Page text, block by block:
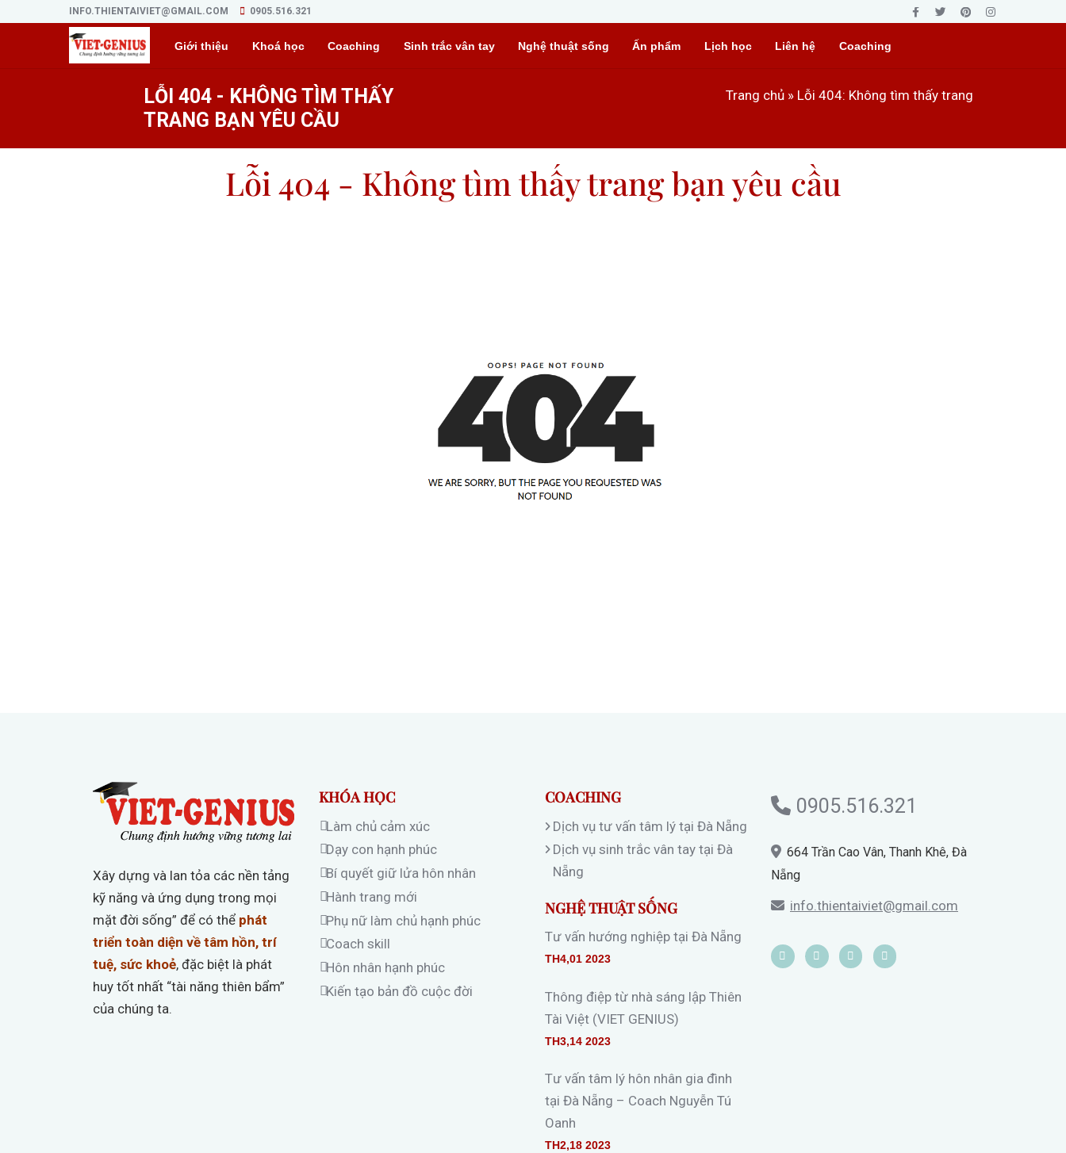
INFO.THIENTAIVIET@GMAIL.COM 0905.516.321
Giới thiệu Khoá học Coaching Sinh trắc vân tay Nghệ thuật sống Ấn phẩm Lịch học Liên hệ Coaching
LỖI 404 - KHÔNG TÌM THẤY
TRANG BẠN YÊU CẦU
Trang chủ » Lỗi 404: Không tìm thấy trang
Lỗi 404 - Không tìm thấy trang bạn yêu cầu
Xây dựng và lan tỏa các nền tảng
kỹ năng và ứng dụng trong mọi
mặt đời sống” để có thể phát
triển toàn diện về tâm hồn, trí
tuệ, sức khoẻ, đặc biệt là phát
huy tốt nhất “tài năng thiên bẩm”
của chúng ta.
KHÓA HỌC
Làm chủ cảm xúc
Dạy con hạnh phúc
Bí quyết giữ lửa hôn nhân
Hành trang mới
Phụ nữ làm chủ hạnh phúc
Coach skill
Hôn nhân hạnh phúc
Kiến tạo bản đồ cuộc đời
COACHING
Dịch vụ tư vấn tâm lý tại Đà Nẵng
Dịch vụ sinh trắc vân tay tại Đà
Nẵng
NGHỆ THUẬT SỐNG
Tư vấn hướng nghiệp tại Đà Nẵng
TH4,01 2023
Thông điệp từ nhà sáng lập Thiên
Tài Việt (VIET GENIUS)
TH3,14 2023
Tư vấn tâm lý hôn nhân gia đình
tại Đà Nẵng – Coach Nguyễn Tú
Oanh
TH2,18 2023
0905.516.321
664 Trần Cao Vân, Thanh Khê, Đà
Nẵng
info.thientaiviet@gmail.com